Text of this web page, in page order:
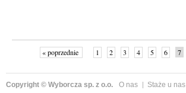
« poprzednie 1 2 3 4 5 6 7
Copyright © Wyborcza sp. z o.o. O nas Staże u nas